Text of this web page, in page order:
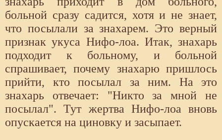
больной сразу садится, хотя и не знает,
что посылали за знахарем. Это верный
признак укуса Нифо-лоа. Итак, знахарь
подходит к больному, и больной
спрашивает, почему знахарю пришлось
прийти, кто посылал за ним. На это
знахарь отвечает: "Никто за мной не
посылал". Тут жертва Нифо-лоа вновь
опускается на циновку и засыпает.